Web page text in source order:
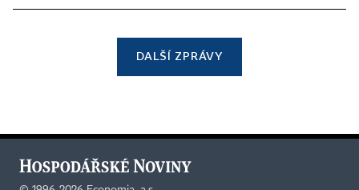
DALŠÍ ZPRÁVY